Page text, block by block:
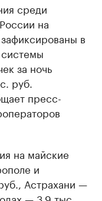
среди
на
в
за ночь
руб.
пресс-
на майские
и
Астрахани —